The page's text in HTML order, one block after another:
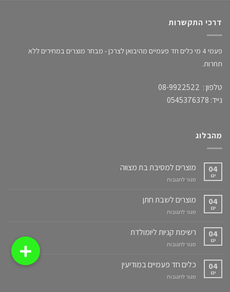
דרכי התקשרות
פעמי 4 מי כלים חד פעמיים מהיבואן לצרכן - מבחר מוצרים במחירים ללא
תחרות.
טלפון : 08-9922522
נייד: 0545376378
מהבלוג
04
ינו
מוצרים למסיבת בת מצווה
סגור לתגובות
למסיבת
בת
מצווה
04
ינו
מוצרים לשבת חתן
סגור לתגובות
לשבת
חתן
04
ינו
רשימת קניות ליומולדת
סגור לתגובות
קניות
ליומולדת
04
ינו
כלים חד פעמיים במודיעין
סגור לתגובות